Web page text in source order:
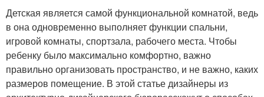
Детская является самой функциональной комнатой, ведь
в она одновременно выполняет функции спальни,
игровой комнаты, спортзала, рабочего места. Чтобы
ребенку было максимально комфортно, важно
правильно организовать пространство, и не важно, каких
размеров помещение. В этой статье дизайнеры из